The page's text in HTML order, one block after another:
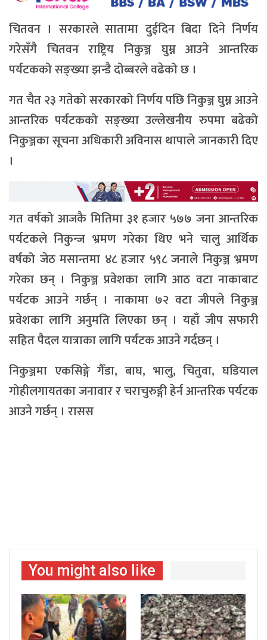
चितवन । सरकारले सातामा दुईदिन बिदा दिने निर्णय
गरेसँगै चितवन राष्ट्रिय निकुञ्ज घुम्न आउने आन्तरिक
पर्यटकको सङ्ख्या झन्डै दोब्बरले वढेको छ ।
गत चैत २३ गतेको सरकारको निर्णय पछि निकुञ्ज घुम्न आउने
आन्तरिक पर्यटकको सङ्ख्या उल्लेखनीय रुपमा बढेको
निकुञ्जका सूचना अधिकारी अविनास थापाले जानकारी दिए
।
गत वर्षको आजकै मितिमा ३१ हजार ५७७ जना आन्तरिक
पर्यटकले निकुन्ज भ्रमण गरेका थिए भने चालु आर्थिक
वर्षको जेठ मसान्तमा ४८ हजार ५९८ जनाले निकुञ्ज भ्रमण
गरेका छन् । निकुञ्ज प्रवेशका लागि आठ वटा नाकाबाट
पर्यटक आउने गर्छन् । नाकामा ७२ वटा जीपले निकुञ्ज
प्रवेशका लागि अनुमति लिएका छन् । यहाँ जीप सफारी
सहित पैदल यात्राका लागि पर्यटक आउने गर्दछन् ।
निकुञ्जमा एकसिङ्गे गैँडा, बाघ, भालु, चितुवा, घडियाल
गोहीलगायतका जनावार र चराचुरुङ्गी हेर्न आन्तरिक पर्यटक
आउने गर्छन् । रासस
You might also like